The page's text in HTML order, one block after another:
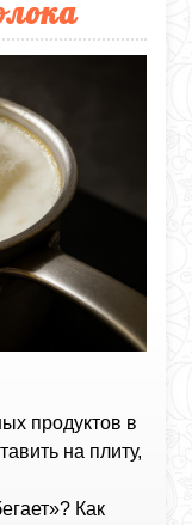
продуктов в
на плиту,
Как